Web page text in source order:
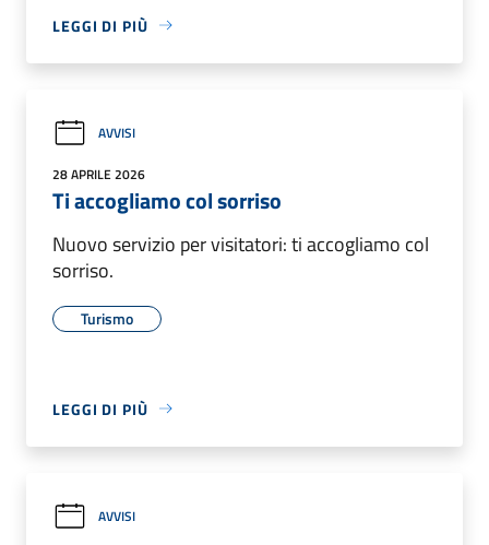
LEGGI DI PIÙ
AVVISI
28 APRILE 2026
Ti accogliamo col sorriso
Nuovo servizio per visitatori: ti accogliamo col
sorriso.
Turismo
LEGGI DI PIÙ
AVVISI